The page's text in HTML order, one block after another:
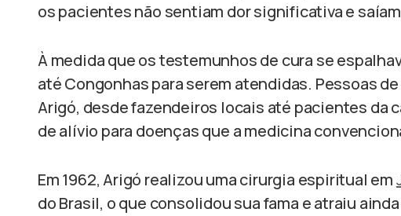
os pacientes não sentiam dor significativa e
À medida que os testemunhos de cura se
até Congonhas para serem atendidas. Pessoas
Arigó, desde fazendeiros locais até pacientes da
de alívio para doenças que a medicina
Em 1962, Arigó realizou uma cirurgia espiritual em
do Brasil, o que consolidou sua fama e atraiu